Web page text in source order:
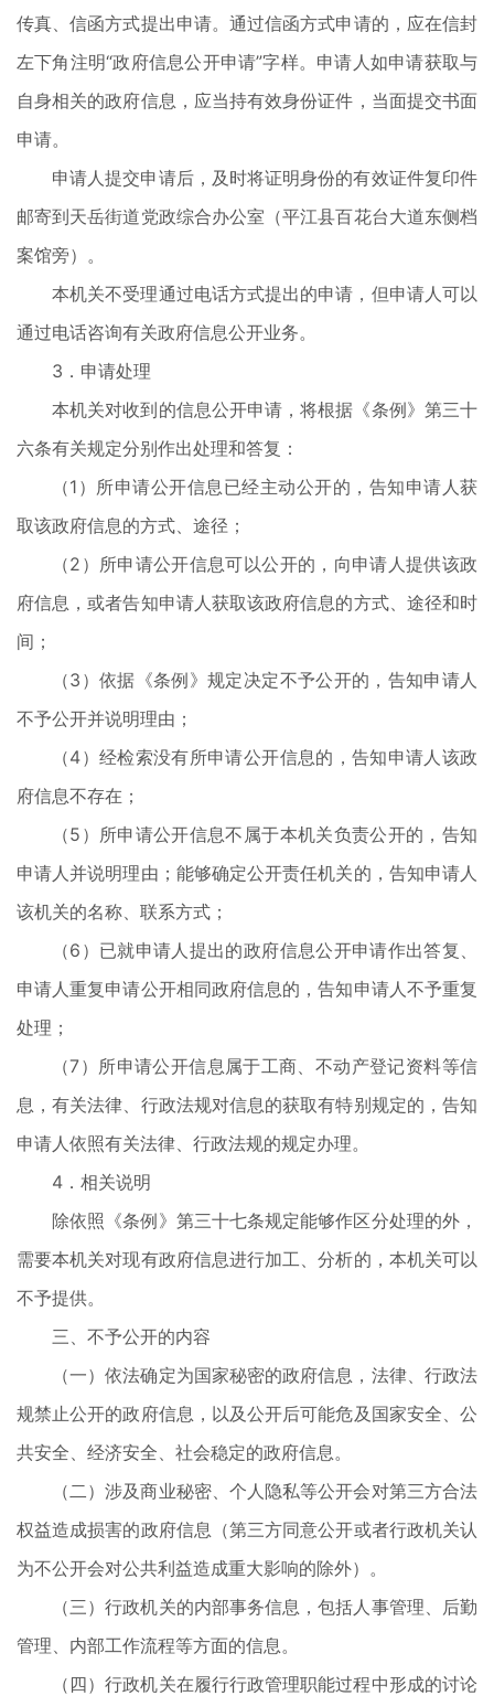
传真、信函方式提出申请。通过信函方式申请的，应在信封
左下角注明“政府信息公开申请”字样。申请人如申请获取与
自身相关的政府信息，应当持有效身份证件，当面提交书面
申请。
申请人提交申请后，及时将证明身份的有效证件复印件
邮寄到天岳街道党政综合办公室（平江县百花台大道东侧档
案馆旁）。
本机关不受理通过电话方式提出的申请，但申请人可以
通过电话咨询有关政府信息公开业务。
3．申请处理
本机关对收到的信息公开申请，将根据《条例》第三十
六条有关规定分别作出处理和答复：
（1）所申请公开信息已经主动公开的，告知申请人获
取该政府信息的方式、途径；
（2）所申请公开信息可以公开的，向申请人提供该政
府信息，或者告知申请人获取该政府信息的方式、途径和时
间；
（3）依据《条例》规定决定不予公开的，告知申请人
不予公开并说明理由；
（4）经检索没有所申请公开信息的，告知申请人该政
府信息不存在；
（5）所申请公开信息不属于本机关负责公开的，告知
申请人并说明理由；能够确定公开责任机关的，告知申请人
该机关的名称、联系方式；
（6）已就申请人提出的政府信息公开申请作出答复、
申请人重复申请公开相同政府信息的，告知申请人不予重复
处理；
（7）所申请公开信息属于工商、不动产登记资料等信
息，有关法律、行政法规对信息的获取有特别规定的，告知
申请人依照有关法律、行政法规的规定办理。
4．相关说明
除依照《条例》第三十七条规定能够作区分处理的外，
需要本机关对现有政府信息进行加工、分析的，本机关可以
不予提供。
三、不予公开的内容
（一）依法确定为国家秘密的政府信息，法律、行政法
规禁止公开的政府信息，以及公开后可能危及国家安全、公
共安全、经济安全、社会稳定的政府信息。
（二）涉及商业秘密、个人隐私等公开会对第三方合法
权益造成损害的政府信息（第三方同意公开或者行政机关认
为不公开会对公共利益造成重大影响的除外）。
（三）行政机关的内部事务信息，包括人事管理、后勤
管理、内部工作流程等方面的信息。
（四）行政机关在履行行政管理职能过程中形成的讨论